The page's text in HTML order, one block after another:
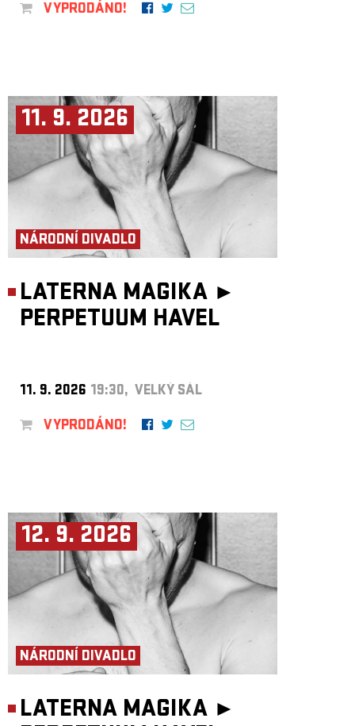
VYPRODÁNO!
11. 9. 2026
NÁRODNÍ DIVADLO
LATERNA MAGIKA ►
PERPETUUM HAVEL
11. 9. 2026 19:30, VELKÝ SÁL
VYPRODÁNO!
12. 9. 2026
NÁRODNÍ DIVADLO
LATERNA MAGIKA ►